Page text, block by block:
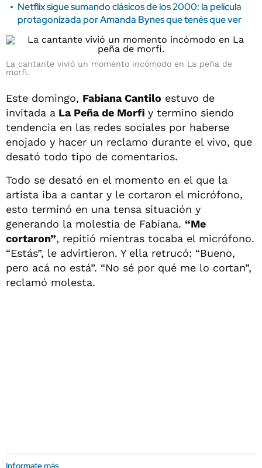
Netflix sigue sumando clásicos de los 2000: la película
protagonizada por Amanda Bynes que tenés que ver
La cantante vivió un momento incómodo en La peña de
morfi.
Este domingo, Fabiana Cantilo estuvo de
invitada a La Peña de Morfi y termino siendo
tendencia en las redes sociales por haberse
enojado y hacer un reclamo durante el vivo, que
desató todo tipo de comentarios.
Todo se desató en el momento en el que la
artista iba a cantar y le cortaron el micrófono,
esto terminó en una tensa situación y
generando la molestia de Fabiana. “Me
cortaron”, repitió mientras tocaba el micrófono.
“Estás”, le advirtieron. Y ella retrucó: “Bueno,
pero acá no está”. “No sé por qué me lo cortan”,
reclamó molesta.
Informate más